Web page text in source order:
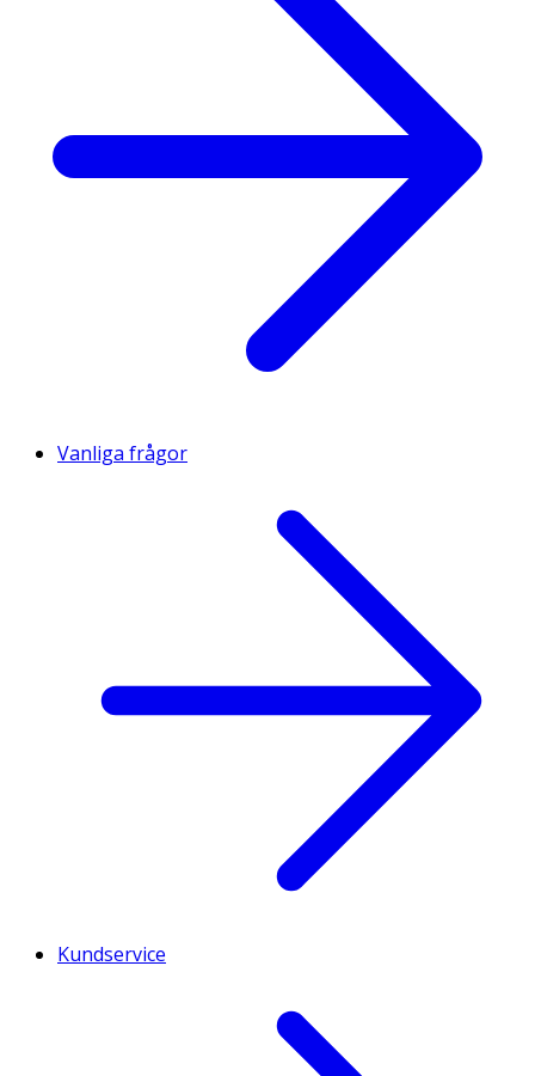
Vanliga frågor
Kundservice